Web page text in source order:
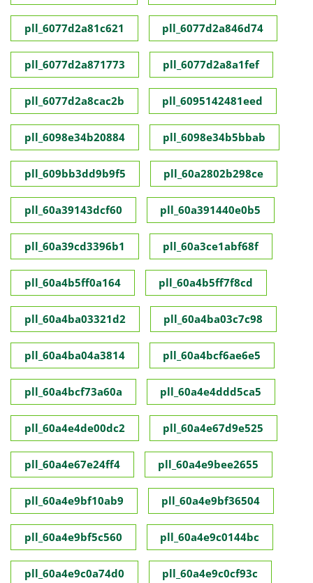
pll_6077d2a81c621 pll_6077d2a846d74
pll_6077d2a871773 pll_6077d2a8a1fef
pll_6077d2a8cac2b pll_6095142481eed
pll_6098e34b20884 pll_6098e34b5bbab
pll_609bb3dd9b9f5 pll_60a2802b298ce
pll_60a39143dcf60 pll_60a391440e0b5
pll_60a39cd3396b1 pll_60a3ce1abf68f
pll_60a4b5ff0a164 pll_60a4b5ff7f8cd
pll_60a4ba03321d2 pll_60a4ba03c7c98
pll_60a4ba04a3814 pll_60a4bcf6ae6e5
pll_60a4bcf73a60a pll_60a4e4ddd5ca5
pll_60a4e4de00dc2 pll_60a4e67d9e525
pll_60a4e67e24ff4 pll_60a4e9bee2655
pll_60a4e9bf10ab9 pll_60a4e9bf36504
pll_60a4e9bf5c560 pll_60a4e9c0144bc
pll_60a4e9c0a74d0 pll_60a4e9c0cf93c